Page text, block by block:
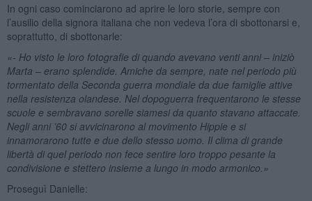
In ogni caso cominciarono ad aprire le loro storie, sempre con
l’ausilio della signora italiana che non vedeva l’ora di sbottonarsi e,
soprattutto, di sbottonarle:
«- Ho visto le loro fotografie di quando avevano venti anni – iniziò
Marta – erano splendide. Amiche da sempre, nate nel periodo più
tormentato della Seconda guerra mondiale da due famiglie attive
nella resistenza olandese. Nel dopoguerra frequentarono le stesse
scuole e sembravano sorelle siamesi da quanto stavano attaccate.
Negli anni ’60 si avvicinarono al movimento Hippie e si
innamorarono tutte e due dello stesso uomo. Il clima di grande
libertà di quel periodo non fece sentire loro troppo pesante la
condivisione e stettero insieme a lungo in modo armonico.»
Proseguì Danielle: